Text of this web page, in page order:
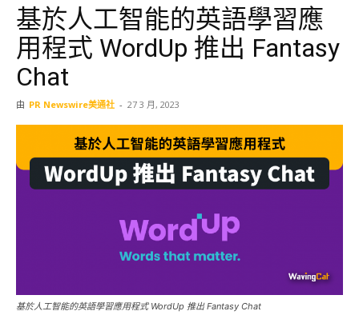
基於人工智能的英語學習應
用程式 WordUp 推出 Fantasy
Chat
由 PR Newswire美通社 - 27 3 月, 2023
基於人工智能的英語學習應用程式 WordUp 推出 Fantasy Chat